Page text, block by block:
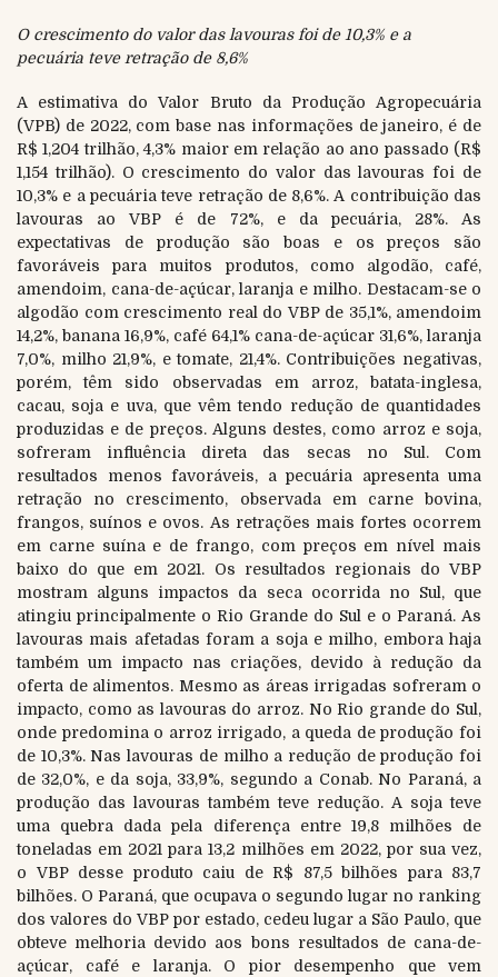
O crescimento do valor das lavouras foi de 10,3% e a
pecuária teve retração de 8,6%
A estimativa do Valor Bruto da Produção Agropecuária
(VPB) de 2022, com base nas informações de janeiro, é de
R$ 1,204 trilhão, 4,3% maior em relação ao ano passado (R$
1,154 trilhão). O crescimento do valor das lavouras foi de
10,3% e a pecuária teve retração de 8,6%. A contribuição das
lavouras ao VBP é de 72%, e da pecuária, 28%. As
expectativas de produção são boas e os preços são
favoráveis para muitos produtos, como algodão, café,
amendoim, cana-de-açúcar, laranja e milho. Destacam-se o
algodão com crescimento real do VBP de 35,1%, amendoim
14,2%, banana 16,9%, café 64,1% cana-de-açúcar 31,6%, laranja
7,0%, milho 21,9%, e tomate, 21,4%. Contribuições negativas,
porém, têm sido observadas em arroz, batata-inglesa,
cacau, soja e uva, que vêm tendo redução de quantidades
produzidas e de preços. Alguns destes, como arroz e soja,
sofreram influência direta das secas no Sul. Com
resultados menos favoráveis, a pecuária apresenta uma
retração no crescimento, observada em carne bovina,
frangos, suínos e ovos. As retrações mais fortes ocorrem
em carne suína e de frango, com preços em nível mais
baixo do que em 2021. Os resultados regionais do VBP
mostram alguns impactos da seca ocorrida no Sul, que
atingiu principalmente o Rio Grande do Sul e o Paraná. As
lavouras mais afetadas foram a soja e milho, embora haja
também um impacto nas criações, devido à redução da
oferta de alimentos. Mesmo as áreas irrigadas sofreram o
impacto, como as lavouras do arroz. No Rio grande do Sul,
onde predomina o arroz irrigado, a queda de produção foi
de 10,3%. Nas lavouras de milho a redução de produção foi
de 32,0%, e da soja, 33,9%, segundo a Conab. No Paraná, a
produção das lavouras também teve redução. A soja teve
uma quebra dada pela diferença entre 19,8 milhões de
toneladas em 2021 para 13,2 milhões em 2022, por sua vez,
o VBP desse produto caiu de R$ 87,5 bilhões para 83,7
bilhões. O Paraná, que ocupava o segundo lugar no ranking
dos valores do VBP por estado, cedeu lugar a São Paulo, que
obteve melhoria devido aos bons resultados de cana-de-
açúcar, café e laranja. O pior desempenho que vem